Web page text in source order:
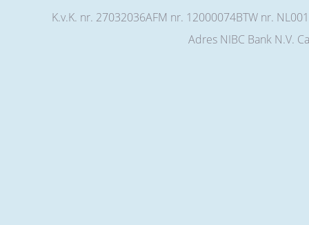
K.v.K. nr. 27032036AFM nr. 12000074BTW nr.
Adres NIBC Bank N.V.